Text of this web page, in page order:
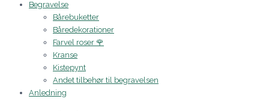
Begravelse
Bårebuketter
Båredekorationer
Farvel roser 🌹
Kranse
Kistepynt
Andet tilbehør til begravelsen
Anledning